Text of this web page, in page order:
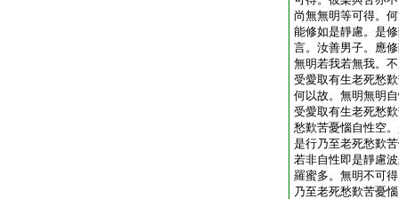
尚無無明等可得。
能修如是靜慮。是
言。汝善男子。應
無明若我若無我。
受愛取有生老死愁
何以故。無明無明
受愛取有生老死愁
愁歎苦憂惱自性空
是行乃至老死愁歎
若非自性即是靜慮
羅蜜多。無明不可
乃至老死愁歎苦憂